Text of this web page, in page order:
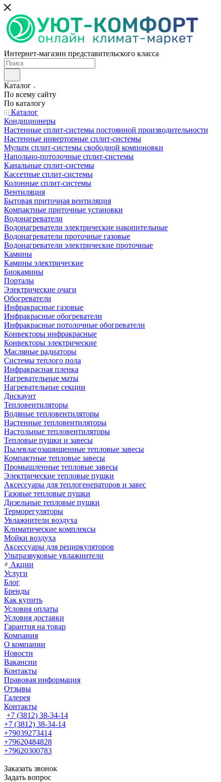
Интернет-магазин представительского класса
Каталог
По всему сайту
По каталогу
Каталог
Кондиционеры
Настенные сплит-системы постоянной производительности
Настенные инверторные сплит-системы
Мульти сплит-системы свободной компоновки
Напольно-потолочные сплит-системы
Канальные сплит-системы
Кассетные сплит-системы
Колонные сплит-системы
Вентиляция
Бытовая приточная вентиляция
Компактные приточные установки
Водонагреватели
Водонагреватели электрические накопительные
Водонагреватели проточные газовые
Водонагреватели электрические проточные
Камины
Камины электрические
Биокамины
Порталы
Электрические очаги
Обогреватели
Инфракрасные газовые
Инфракрасные обогреватели
Инфракрасные потолочные обогреватели
Конвекторы инфракрасные
Конвекторы электрические
Масляные радиаторы
Системы теплого пола
Инфракрасная пленка
Нагревательные маты
Нагревательные секции
Дискаунт
Тепловентиляторы
Водяные тепловентиляторы
Настенные тепловентиляторы
Настольные тепловентиляторы
Тепловые пушки и завесы
Пылевлагозащищенные тепловые завесы
Компактные тепловые завесы
Промышленные тепловые завесы
Электрические тепловые пушки
Аксессуары для теплогенераторов и завес
Газовые тепловые пушки
Дизельные тепловые пушки
Терморегуляторы
Увлажнители воздуха
Климатические комплексы
Мойки воздуха
Аксессуары для рециркуляторов
Ультразвуковые увлажнители
Акции
Услуги
Блог
Бренды
Как купить
Условия оплаты
Условия доставки
Гарантия на товар
Компания
О компании
Новости
Вакансии
Контакты
Правовая информация
Отзывы
Галерея
Контакты
+7 (3812) 38-34-14
+7 (3812) 38-34-14
+79039273414
+79620484828
+79620300783
Заказать звонок
Задать вопрос